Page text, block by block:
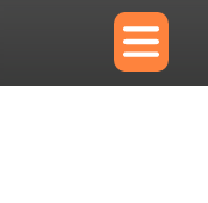
×